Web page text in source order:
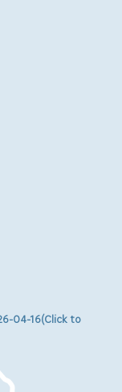
04-16(Click to